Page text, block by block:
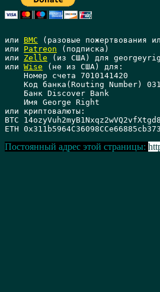
или BMC (разовые пожертвования
или Patreon (подписка)
или Zelle (из США) для
или Wise (не из США) для:
    Номер счета 7010141420
Код банка(Routing Number)
    Банк Discover Bank
    Имя George Right
или криптовалюты:
BTC
Постоянный адрес этой страницы: